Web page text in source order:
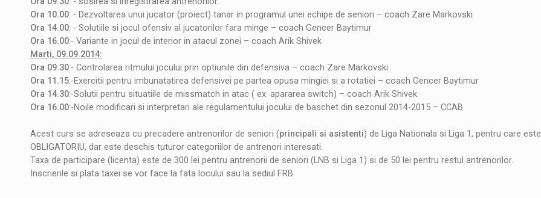
Ora 10.00: - Dezvoltarea unui jucator (proiect) tanar in programul unei echipe de seniori – coach Zare Markovski
Ora 14.00: - Solutiile si jocul ofensiv al jucatorilor fara minge – coach Gencer Baytimur
Ora 16.00:- Variante in jocul de interior in atacul zonei – coach Arik Shivek
Marti, 09.09.2014:
Ora 09.30:- Controlarea ritmului jocului prin optiunile din defensiva – coach Zare Markovski
Ora 11.15:-Exercitii pentru imbunatatirea defensivei pe partea opusa mingiei si a rotatiei – coach Gencer Baytimur
Ora 14.30:-Solutii pentru situatiile de missmatch in atac ( ex. apararea switch) – coach Arik Shivek.
Ora 16.00:-Noile modificari si interpretari ale regulamentului jocului de baschet din sezonul 2014-2015 – CCAB
Acest curs se adreseaza cu precadere antrenorilor de seniori (principali si asistenti) de Liga Nationala si Liga 1, pentru care este
OBLIGATORIU, dar este deschis tuturor categoriilor de antrenori interesati.
Taxa de participare (licenta) este de 300 lei pentru antrenorii de seniori (LNB si Liga 1) si de 50 lei pentru restul antrenorilor.
Inscrierile si plata taxei se vor face la fata locului sau la sediul FRB.